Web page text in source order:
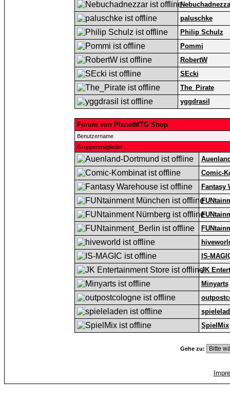
paluschke
Philip Schulz
Pommi
RobertW
SEcki
The_Pirate
yggdrasil
Forum von PlanetMTG Shop
Benutzername
Gruppenmitglieder
Comic-
Fantasy
IS-
JK
Minyarts
SpielMix
Gehe zu: